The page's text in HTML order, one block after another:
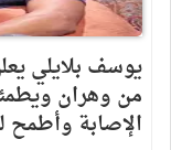
يوسف بلايلي
من وهران
الإصابة وأطمح